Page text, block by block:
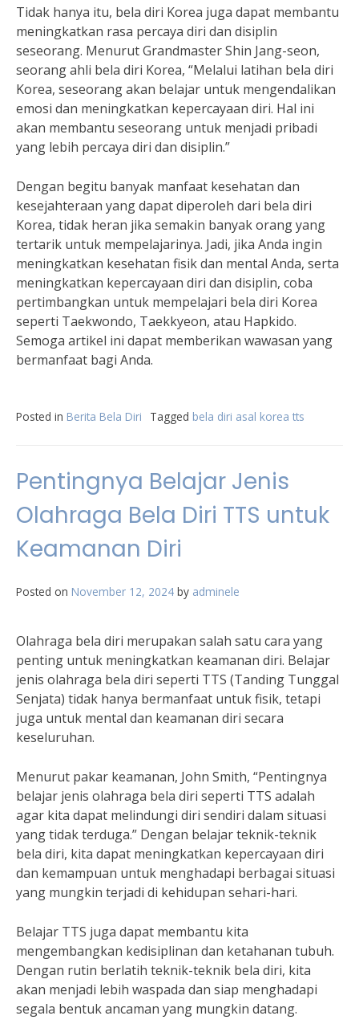
Tidak hanya itu, bela diri Korea juga dapat membantu
meningkatkan rasa percaya diri dan disiplin
seseorang. Menurut Grandmaster Shin Jang-seon,
seorang ahli bela diri Korea, “Melalui latihan bela diri
Korea, seseorang akan belajar untuk mengendalikan
emosi dan meningkatkan kepercayaan diri. Hal ini
akan membantu seseorang untuk menjadi pribadi
yang lebih percaya diri dan disiplin.”
Dengan begitu banyak manfaat kesehatan dan
kesejahteraan yang dapat diperoleh dari bela diri
Korea, tidak heran jika semakin banyak orang yang
tertarik untuk mempelajarinya. Jadi, jika Anda ingin
meningkatkan kesehatan fisik dan mental Anda, serta
meningkatkan kepercayaan diri dan disiplin, coba
pertimbangkan untuk mempelajari bela diri Korea
seperti Taekwondo, Taekkyeon, atau Hapkido.
Semoga artikel ini dapat memberikan wawasan yang
bermanfaat bagi Anda.
Posted in Berita Bela Diri Tagged bela diri asal korea tts
Pentingnya Belajar Jenis
Olahraga Bela Diri TTS untuk
Keamanan Diri
Posted on November 12, 2024 by adminele
Olahraga bela diri merupakan salah satu cara yang
penting untuk meningkatkan keamanan diri. Belajar
jenis olahraga bela diri seperti TTS (Tanding Tunggal
Senjata) tidak hanya bermanfaat untuk fisik, tetapi
juga untuk mental dan keamanan diri secara
keseluruhan.
Menurut pakar keamanan, John Smith, “Pentingnya
belajar jenis olahraga bela diri seperti TTS adalah
agar kita dapat melindungi diri sendiri dalam situasi
yang tidak terduga.” Dengan belajar teknik-teknik
bela diri, kita dapat meningkatkan kepercayaan diri
dan kemampuan untuk menghadapi berbagai situasi
yang mungkin terjadi di kehidupan sehari-hari.
Belajar TTS juga dapat membantu kita
mengembangkan kedisiplinan dan ketahanan tubuh.
Dengan rutin berlatih teknik-teknik bela diri, kita
akan menjadi lebih waspada dan siap menghadapi
segala bentuk ancaman yang mungkin datang.